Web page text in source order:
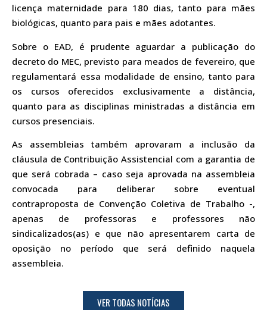
licença maternidade para 180 dias, tanto para mães
biológicas, quanto para pais e mães adotantes.
Sobre o EAD, é prudente aguardar a publicação do
decreto do MEC, previsto para meados de fevereiro, que
regulamentará essa modalidade de ensino, tanto para
os cursos oferecidos exclusivamente a distância,
quanto para as disciplinas ministradas a distância em
cursos presenciais.
As assembleias também aprovaram a inclusão da
cláusula de Contribuição Assistencial com a garantia de
que será cobrada – caso seja aprovada na assembleia
convocada para deliberar sobre eventual
contraproposta de Convenção Coletiva de Trabalho -,
apenas de professoras e professores não
sindicalizados(as) e que não apresentarem carta de
oposição no período que será definido naquela
assembleia.
VER TODAS NOTÍCIAS